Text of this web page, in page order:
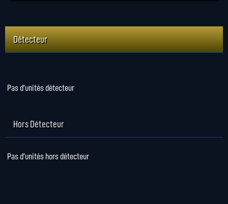
Détecteur
Pas d'unités détecteur
Hors Détecteur
Pas d'unités hors détecteur